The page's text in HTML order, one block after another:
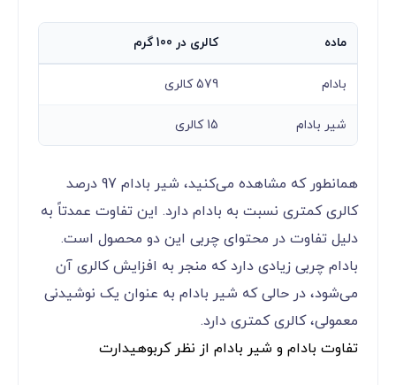
ماده کالری در 100 گرم
بادام 579 کالری
شیر بادام 15 کالری
همانطور که مشاهده می‌کنید، شیر بادام 97 درصد
کالری کمتری نسبت به بادام دارد. این تفاوت عمدتاً به
دلیل تفاوت در محتوای چربی این دو محصول است.
بادام چربی زیادی دارد که منجر به افزایش کالری آن
می‌شود، در حالی که شیر بادام به عنوان یک نوشیدنی
معمولی، کالری کمتری دارد.
تفاوت بادام و شیر بادام از نظر کربوهیدارت